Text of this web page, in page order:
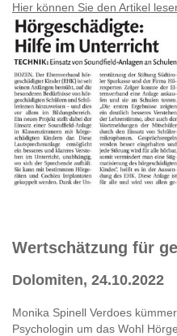
Hier können Sie den Artikel
Wertschätzung für
Dolomiten, 24.10.2022
Monika Spinell Verdoes
Psychologin um das Wohl